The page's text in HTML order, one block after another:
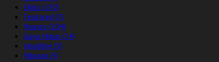
Ekbis (150)
Featured (2)
finance (204)
Gaya Hidup (24)
Headline (5)
Hiburan (5)